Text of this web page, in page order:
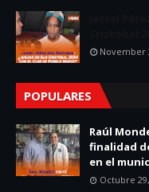
November
POPULARES
Raúl
finalidad
en el
Octubre